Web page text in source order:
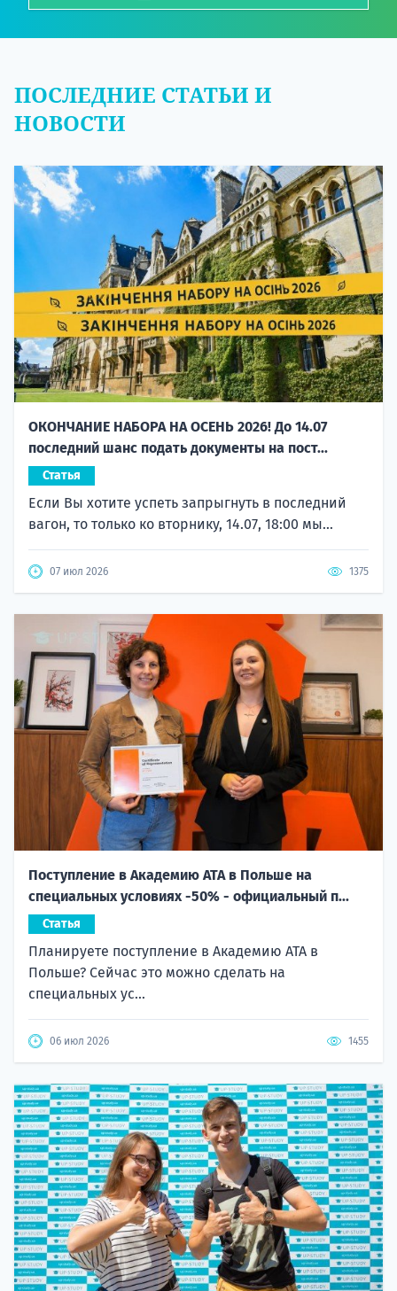
ПОСЛЕДНИЕ СТАТЬИ И
НОВОСТИ
ОКОНЧАНИЕ НАБОРА НА ОСЕНЬ 2026! До 14.07
последний шанс подать документы на пост...
Статья
Если Вы хотите успеть запрыгнуть в последний
вагон, то только ко вторнику, 14.07, 18:00 мы...
07 июл 2026 1375
Поступление в Академию ATA в Польше на
специальных условиях -50% - официальный п...
Статья
Планируете поступление в Академию ATA в
Польше? Сейчас это можно сделать на
специальных ус...
06 июл 2026 1455